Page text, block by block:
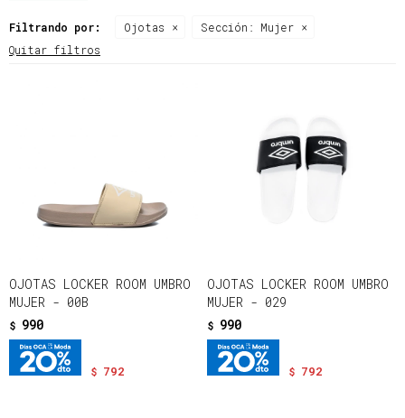
Filtrando por: Ojotas Sección:
Mujer
Quitar filtros
OJOTAS LOCKER ROOM UMBRO
MUJER - 00B
$ 990
$ 792
OJOTAS LOCKER ROOM UMBRO
MUJER - 029
$ 990
$ 792